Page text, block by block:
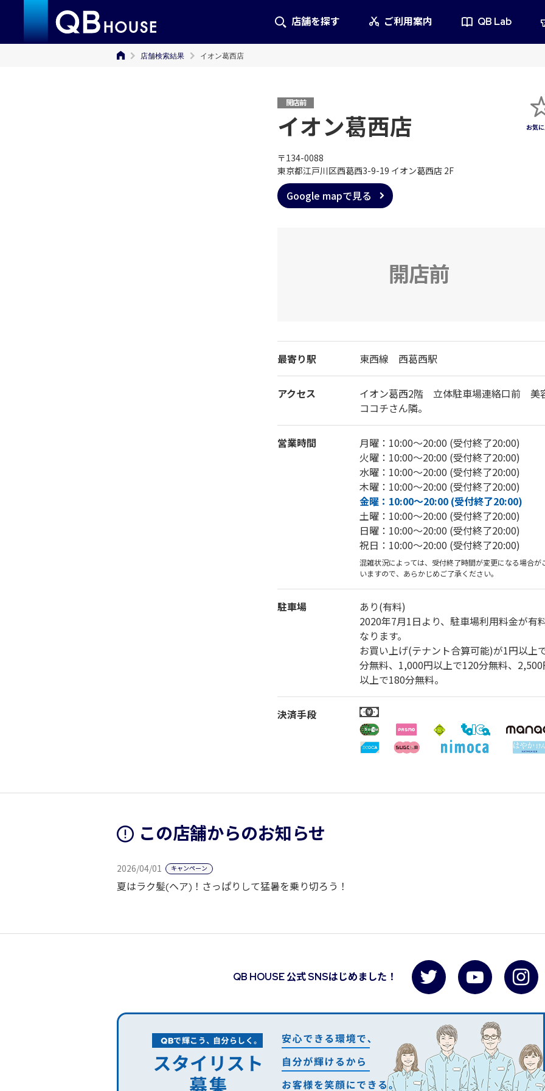
店舗を探す ご利用案内 QB Lab
店舗検索結果 イオン葛西店
開店前
イオン葛西店
〒134-0088
東京都江戸川区西葛西3-9-19 イオン葛西店 2F
Google mapで見る
開店前
最寄り駅 東西線 西葛西駅
アクセス
イオン葛西2階 立体駐車場連絡口前 美
ココチさん隣。
営業時間
月曜：10:00～20:00 (受付終了20:00)
火曜：10:00～20:00 (受付終了20:00)
水曜：10:00～20:00 (受付終了20:00)
木曜：10:00～20:00 (受付終了20:00)
金曜：10:00～20:00 (受付終了20:00)
土曜：10:00～20:00 (受付終了20:00)
日曜：10:00～20:00 (受付終了20:00)
祝日：10:00～20:00 (受付終了20:00)
混雑状況によっては、受付終了時間が変更になる場合が
いますので、あらかじめご了承ください。
駐車場
あり(有料)
2020年7月1日より、駐車場利用料金が有
なります。
お買い上げ(テナント合算可能)が1円以上
分無料、1,000円以上で120分無料、
以上で180分無料。
決済手段
この店舗からのお知らせ
2026/04/01 キャンペーン
夏はラク髪(ヘア)！さっぱりして猛暑を乗り切ろう！
QB HOUSE 公式 SNSはじめました！